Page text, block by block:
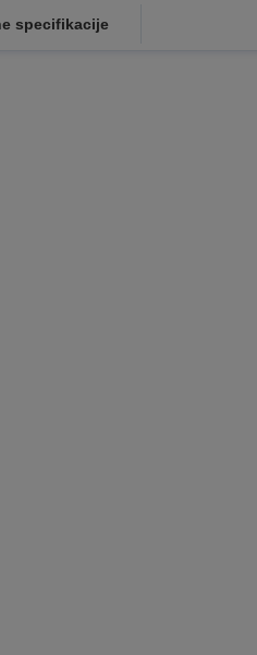
specifikacije